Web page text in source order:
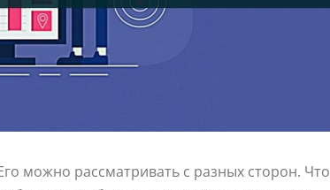
можно рассматривать с разных сторон. Что